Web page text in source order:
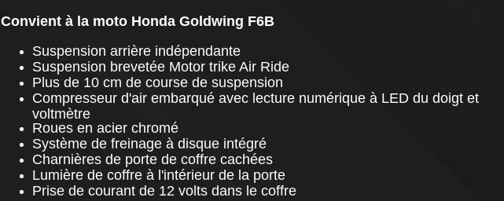
Convient à la moto Honda Goldwing F6B
Suspension arrière indépendante
Suspension brevetée Motor trike Air Ride
Plus de 10 cm de course de suspension
Compresseur d'air embarqué avec lecture numérique à LED du doigt et
voltmètre
Roues en acier chromé
Système de freinage à disque intégré
Charnières de porte de coffre cachées
Lumière de coffre à l'intérieur de la porte
Prise de courant de 12 volts dans le coffre